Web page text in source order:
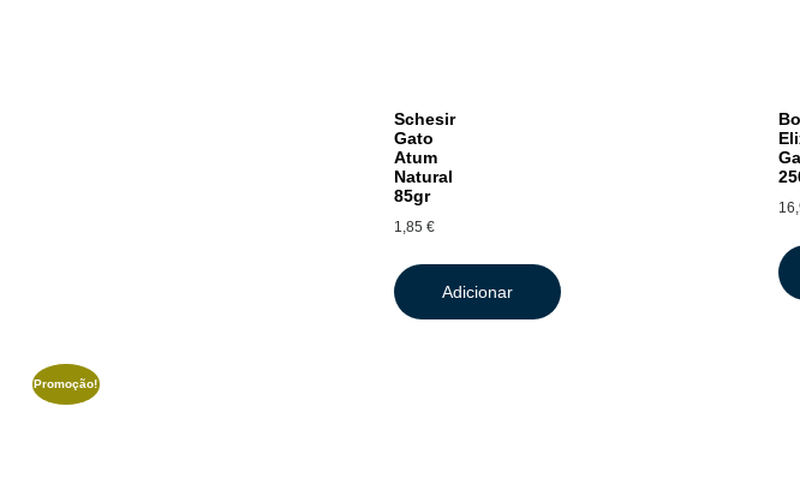
Schesir
Gato
Atum
Natural
85gr
1,85 €
Adicionar
Promoção!